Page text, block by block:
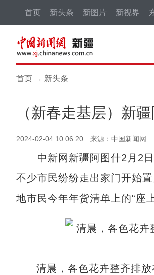
首页 新头条 新图片 新视界
首页 → 新头条
（新春走基层）新
2024-02-04 10:06:20 来源：中国新闻网
中新网新疆阿图什2月2日
不少市民纷纷走出家门开始
地市民今年年货清单上的“座上
清晨，各色花卉整齐排